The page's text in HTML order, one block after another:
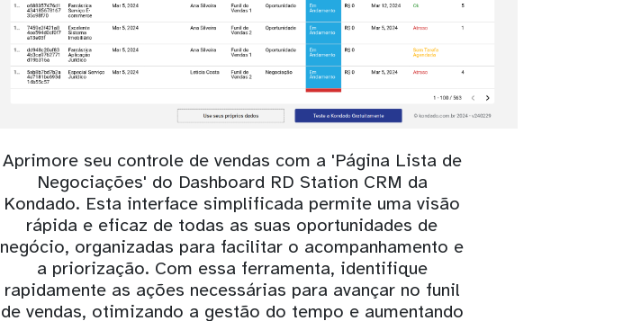
Aprimore seu controle de vendas com a 'Página Lista de
Negociações' do Dashboard RD Station CRM da
Kondado. Esta interface simplificada permite uma visão
rápida e eficaz de todas as suas oportunidades de
negócio, organizadas para facilitar o acompanhamento e
a priorização. Com essa ferramenta, identifique
rapidamente as ações necessárias para avançar no funil
de vendas, otimizando a gestão do tempo e aumentando